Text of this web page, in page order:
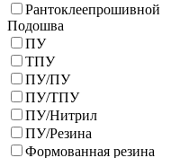
Рантоклеепрошивной
Подошва
ПУ
ТПУ
ПУ/ПУ
ПУ/ТПУ
ПУ/Нитрил
ПУ/Резина
Формованная резина